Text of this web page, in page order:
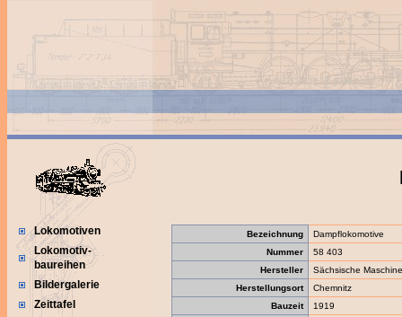
Lokomotiven
Lokomotiv-
baureihen
Bildergalerie
Zeittafel
Bezeichnung
Dampflokomotive
Nummer
58 403
Hersteller
Sächsische
Herstellungsort
Chemnitz
Bauzeit
1919